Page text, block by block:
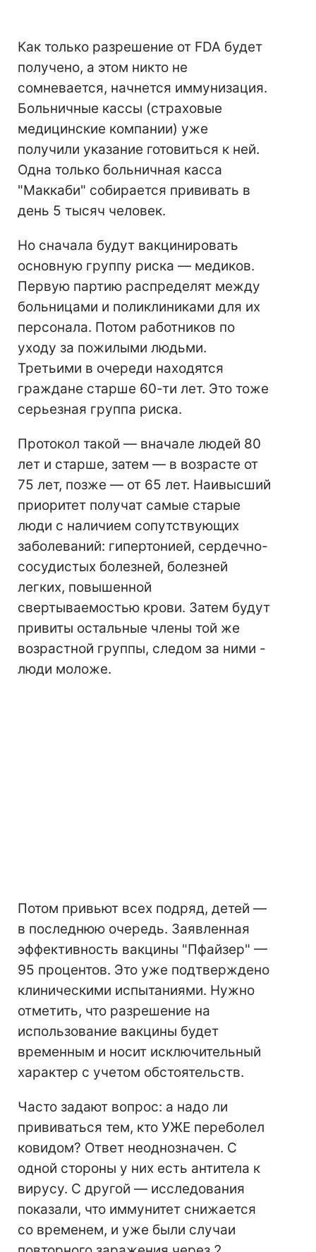
Как только разрешение от FDA будет
получено, а этом никто не
сомневается, начнется иммунизация.
Больничные кассы (страховые
медицинские компании) уже
получили указание готовиться к ней.
Одна только больничная касса
"Маккаби" собирается прививать в
день 5 тысяч человек.
Но сначала будут вакцинировать
основную группу риска — медиков.
Первую партию распределят между
больницами и поликлиниками для их
персонала. Потом работников по
уходу за пожилыми людьми.
Третьими в очереди находятся
граждане старше 60-ти лет. Это тоже
серьезная группа риска.
Протокол такой — вначале людей 80
лет и старше, затем — в возрасте от
75 лет, позже — от 65 лет. Наивысший
приоритет получат самые старые
люди с наличием сопутствующих
заболеваний: гипертонией, сердечно-
сосудистых болезней, болезней
легких, повышенной
свертываемостью крови. Затем будут
привиты остальные члены той же
возрастной группы, следом за ними -
люди моложе.
Потом привьют всех подряд, детей —
в последнюю очередь. Заявленная
эффективность вакцины "Пфайзер" —
95 процентов. Это уже подтверждено
клиническими испытаниями. Нужно
отметить, что разрешение на
использование вакцины будет
временным и носит исключительный
характер с учетом обстоятельств.
Часто задают вопрос: а надо ли
прививаться тем, кто УЖЕ переболел
ковидом? Ответ неоднозначен. С
одной стороны у них есть антитела к
вирусу. С другой — исследования
показали, что иммунитет снижается
со временем, и уже были случаи